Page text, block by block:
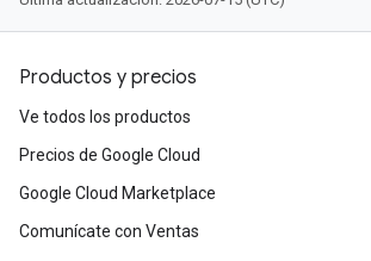
Productos y precios
Ve todos los productos
Precios de Google Cloud
Google Cloud Marketplace
Comunícate con Ventas